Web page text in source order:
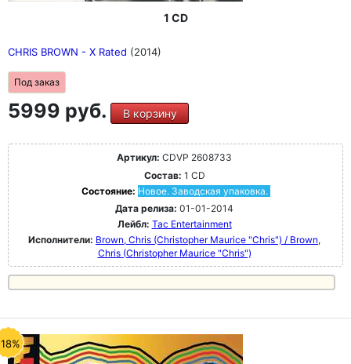
1 CD
CHRIS BROWN - X Rated (2014)
Под заказ
5999 руб. В корзину
Артикул: CDVP 2608733
Состав: 1 CD
Состояние: Новое. Заводская упаковка.
Дата релиза: 01-01-2014
Лейбл: Tac Entertainment
Исполнители: Brown, Chris (Christopher Maurice "Chris") / Brown,
Chris (Christopher Maurice "Chris")